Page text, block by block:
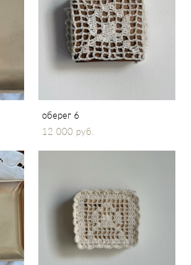
оберег 6
12 000 pуб.